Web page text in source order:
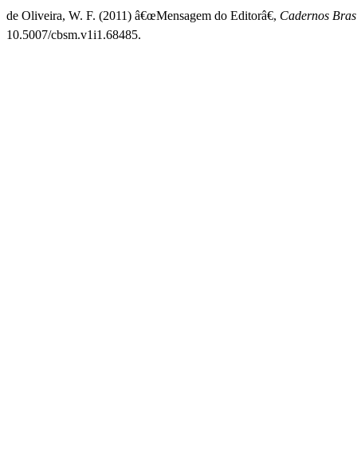
de Oliveira, W. F. (2011) â€œMensagem do Editorâ€, Cadernos
10.5007/cbsm.v1i1.68485.